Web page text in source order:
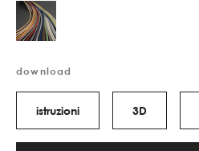
download
istruzioni 3D